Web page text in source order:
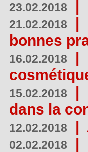
23.02.2018 |
21.02.2018 |
bonnes
16.02.2018 |
15.02.2018 |
dans la
12.02.2018 |
02.02.2018 |